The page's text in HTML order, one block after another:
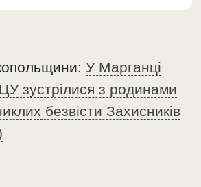
У Марганці
зустрілися з родинами
безвісти Захисників